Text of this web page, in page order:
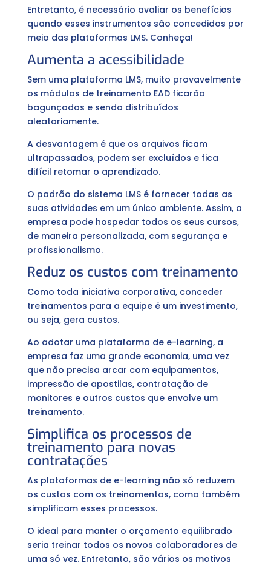
Entretanto, é necessário avaliar os benefícios
quando esses instrumentos são concedidos por
meio das plataformas LMS. Conheça!
Aumenta a acessibilidade
Sem uma plataforma LMS, muito provavelmente
os módulos de treinamento EAD ficarão
bagunçados e sendo distribuídos
aleatoriamente.
A desvantagem é que os arquivos ficam
ultrapassados, podem ser excluídos e fica
difícil retomar o aprendizado.
O padrão do sistema LMS é fornecer todas as
suas atividades em um único ambiente. Assim, a
empresa pode hospedar todos os seus cursos,
de maneira personalizada, com segurança e
profissionalismo.
Reduz os custos com treinamento
Como toda iniciativa corporativa, conceder
treinamentos para a equipe é um investimento,
ou seja, gera custos.
Ao adotar uma plataforma de e-learning, a
empresa faz uma grande economia, uma vez
que não precisa arcar com equipamentos,
impressão de apostilas, contratação de
monitores e outros custos que envolve um
treinamento.
Simplifica os processos de
treinamento para novas
contratações
As plataformas de e-learning não só reduzem
os custos com os treinamentos, como também
simplificam esses processos.
O ideal para manter o orçamento equilibrado
seria treinar todos os novos colaboradores de
uma só vez. Entretanto, são vários os motivos